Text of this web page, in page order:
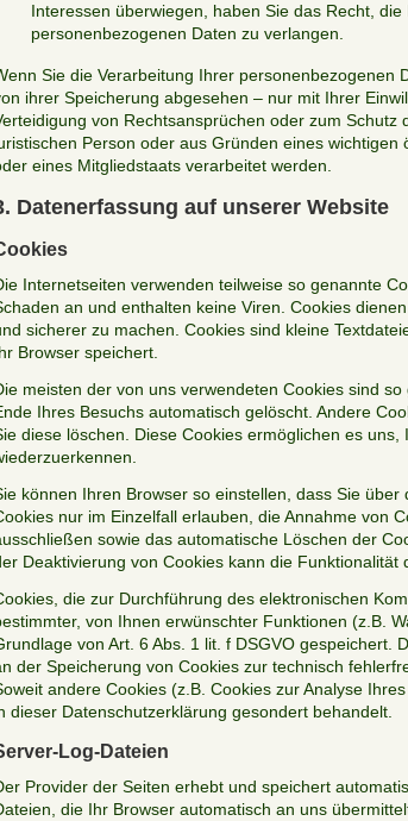
Interessen überwiegen, haben Sie das Recht,
personenbezogenen Daten zu verlangen.
Sie die Verarbeitung Ihrer personenbezogenen
ihrer Speicherung abgesehen – nur mit Ihrer
von Rechtsansprüchen oder zum
Person oder aus Gründen eines
eines Mitgliedstaats verarbeitet werden.
Datenerfassung auf unserer Website
Internetseiten verwenden teilweise so genannte
an und enthalten keine Viren. Cookies
sicherer zu machen. Cookies sind kleine
Browser speichert.
meisten der von uns verwendeten Cookies sind
Ihres Besuchs automatisch gelöscht. Andere
diese löschen. Diese Cookies ermöglichen es
können Ihren Browser so einstellen, dass Sie
nur im Einzelfall erlauben, die Annahme von
sowie das automatische Löschen der
Deaktivierung von Cookies kann die Funktionalität
die zur Durchführung des elektronischen
von Ihnen erwünschter Funktionen (z.B.
von Art. 6 Abs. 1 lit. f DSGVO gespeichert.
der Speicherung von Cookies zur technisch
andere Cookies (z.B. Cookies zur Analyse
dieser Datenschutzerklärung gesondert behandelt.
Log-Dateien
Provider der Seiten erhebt und speichert
die Ihr Browser automatisch an uns